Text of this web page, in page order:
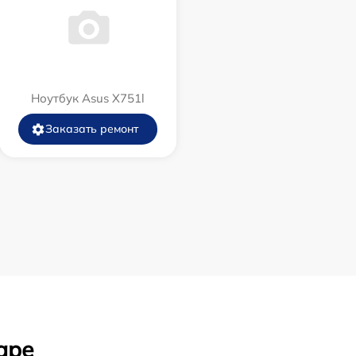
Ноутбук Asus X751l
Заказать ремонт